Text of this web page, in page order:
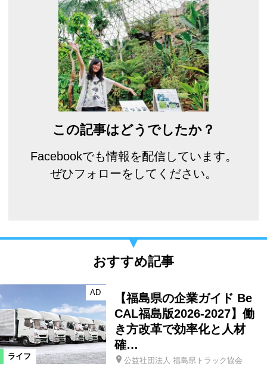
この記事はどうでしたか？
Facebookでも情報を配信しています。
ぜひフォローをしてください。
おすすめ記事
ライフ
AD
【福島県の企業ガイド Be
CAL福島版2026-2027】働
き方改革で効率化と人材
確…
公益社団法人 福島県トラック協会